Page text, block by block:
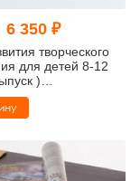
6 350 ₽
творческого
для детей 8-12
)
комплект)